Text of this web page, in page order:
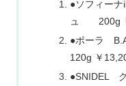
●ソフィー
ュ 200g
●ポーラ
120g ￥
●SNIDEL